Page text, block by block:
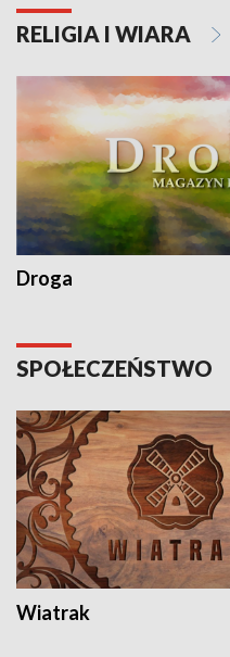
RELIGIA I WIARA
Droga
SPOŁECZEŃSTWO
Wiatrak